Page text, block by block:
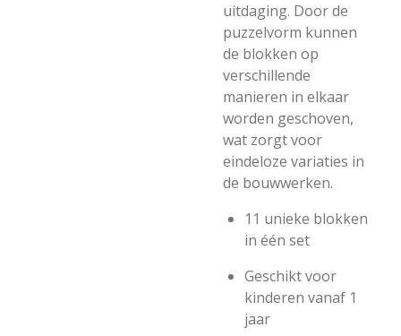
uitdaging. Door de
puzzelvorm kunnen
de blokken op
verschillende
manieren in elkaar
worden geschoven,
wat zorgt voor
eindeloze variaties in
de bouwwerken.
11 unieke blokken
in één set
Geschikt voor
kinderen vanaf 1
jaar